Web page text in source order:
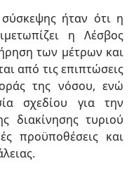
ήταν ότι η
η Λέσβος
των μέτρων και
από τις επιπτώσεις
της νόσου, ενώ
σχεδίου για την
διακίνησης τυριού
προϋποθέσεις και